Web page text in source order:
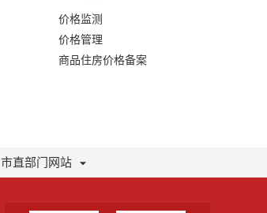
价格监测
价格管理
商品住房价格备案
市直部门网站